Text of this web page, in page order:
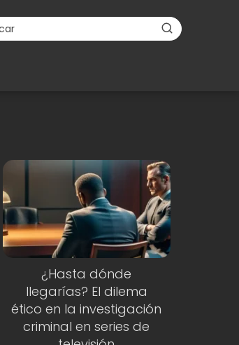
¿Hasta dónde
llegarías? El dilema
ético en la investigación
criminal en series de